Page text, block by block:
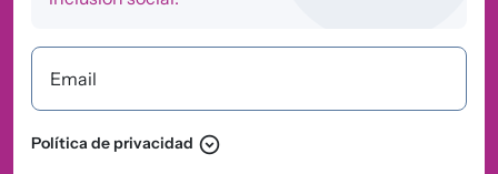
Email
Política de privacidad expand_circle_down